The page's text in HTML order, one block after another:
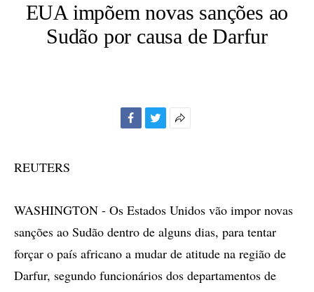
EUA impõem novas sanções ao
Sudão por causa de Darfur
REUTERS
WASHINGTON - Os Estados Unidos vão impor novas
sanções ao Sudão dentro de alguns dias, para tentar
forçar o país africano a mudar de atitude na região de
Darfur, segundo funcionários dos departamentos de